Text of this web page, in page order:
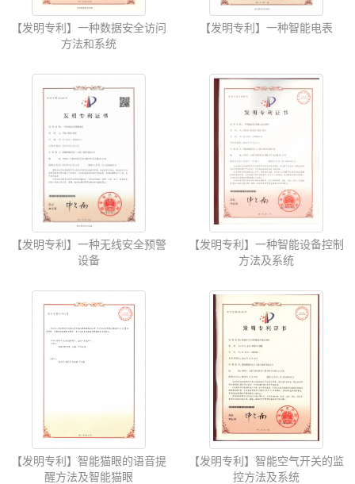
【发明专利】一种数据安全访问
方法和系统
【发明专利】一种智能电表
【发明专利】一种无线安全预警
设备
【发明专利】一种智能设备控制
方法及系统
【发明专利】智能猫眼的语音提
醒方法及智能猫眼
【发明专利】智能空气开关的监
控方法及系统